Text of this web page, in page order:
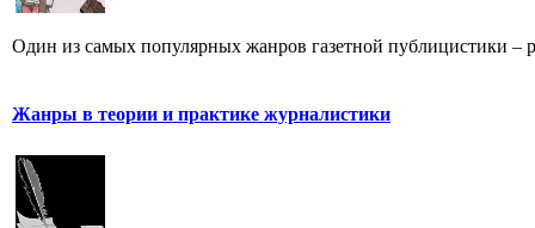
Один из самых популярных жанров газетной публицистики –
Жанры в теории и практике журналистики